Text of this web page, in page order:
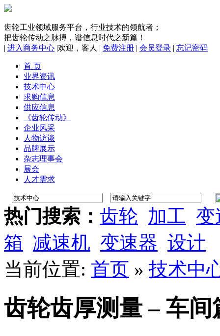
齿轮工业领域服务平台，行业技术的领航者；
把齿轮传动之脉搏，谱信息时代之新篇！
| 进入商务中心 |欢迎， 客人 | 免费注册 | 会员登录 | 忘记密码
首 页
业界资讯
技术中心
求购信息
供应信息
《齿轮传动》
企业风采
人物访谈
品牌展示
杂志理事会
展会
人才需求
热门搜索： 齿轮 加工 变
箱 减速机 变速器 设计
当前位置: 首页 » 技术中
齿轮齿厚测量 – 车间